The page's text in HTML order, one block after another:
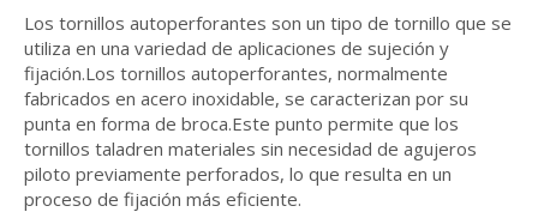
Los tornillos autoperforantes son un tipo de tornillo que se
utiliza en una variedad de aplicaciones de sujeción y
fijación.Los tornillos autoperforantes, normalmente
fabricados en acero inoxidable, se caracterizan por su
punta en forma de broca.Este punto permite que los
tornillos taladren materiales sin necesidad de agujeros
piloto previamente perforados, lo que resulta en un
proceso de fijación más eficiente.